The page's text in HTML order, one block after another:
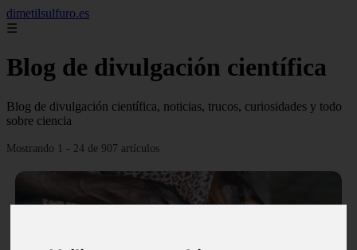
dimetilsulfuro.es
☰
Blog de divulgación científica
Blog de divulgación científica, noticias, trucos, curiosidades y todo
sobre ciencia
Mostrando 1 - 24 de 907 artículos